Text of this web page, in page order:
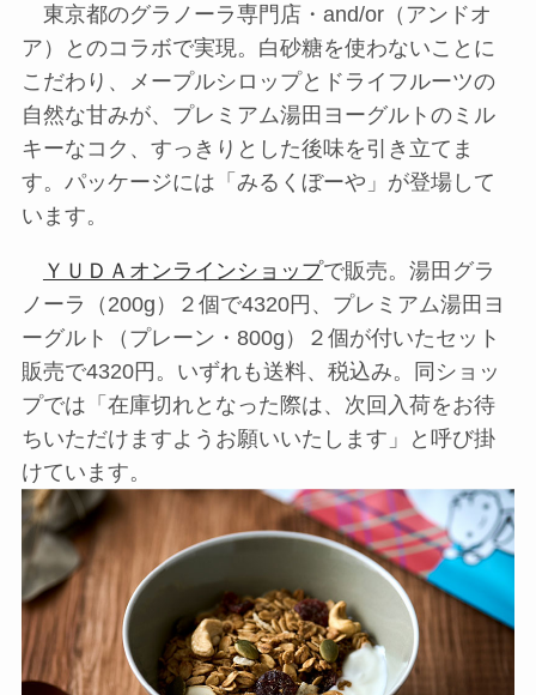
東京都のグラノーラ専門店・and/or（アンドオ
ア）とのコラボで実現。白砂糖を使わないことに
こだわり、メープルシロップとドライフルーツの
自然な甘みが、プレミアム湯田ヨーグルトのミル
キーなコク、すっきりとした後味を引き立てま
す。パッケージには「みるくぼーや」が登場して
います。
ＹＵＤＡオンラインショップで販売。湯田グラ
ノーラ（200g）２個で4320円、プレミアム湯田ヨ
ーグルト（プレーン・800g）２個が付いたセット
販売で4320円。いずれも送料、税込み。同ショッ
プでは「在庫切れとなった際は、次回入荷をお待
ちいただけますようお願いいたします」と呼び掛
けています。